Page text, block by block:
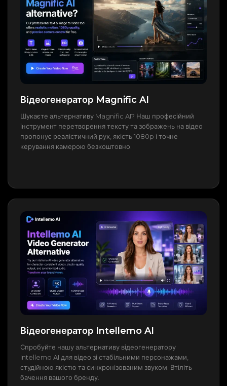
Відеогенератор Magnific AI
Шукаєте альтернативу Magnific AI? Наш професійний
інструмент перетворення тексту та зображень на відео
пропонує реалістичний рух, якість 1080p і точне
керування камерою безкоштовно.
Відеогенератор Intellemo AI
Спробуйте нашу альтернативу відеогенератору
Intellemo AI для відео зі стабільними персонажами,
студійною якістю та синхронізованим звуком. Втіліть
бачення вашого бренду.